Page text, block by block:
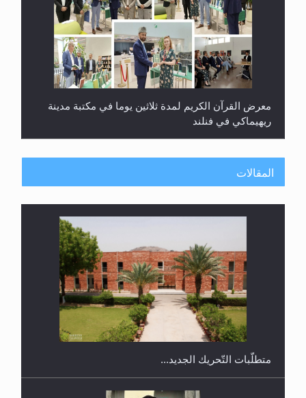
معرض القرآن الكريم لمدة ثلاثين يوما في مكتبة مدينة
ريهيماكي في فنلند
ندوة حول نظام الوصية في الجماعة الأحمدية في
شيتاغونغ – بنغلاديش
المقالات
متطلَّبات التّحريك الجديد...